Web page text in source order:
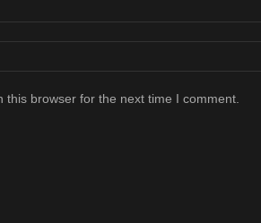
browser for the next time I comment.